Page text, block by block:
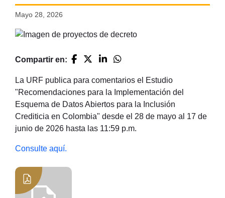
Mayo 28, 2026
Compartir en:
La URF publica para comentarios el Estudio
"Recomendaciones para la Implementación del
Esquema de Datos Abiertos para la Inclusión
Crediticia en Colombia" desde el 28 de mayo al 17 de
junio de 2026 hasta las 11:59 p.m.
Consulte aquí.